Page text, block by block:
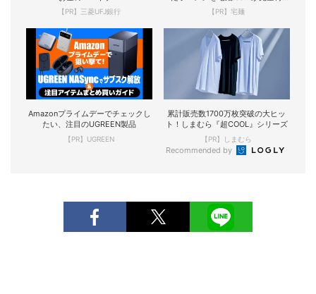
【PR】三菱UFJ銀行
現！
【PR】宅麺
Amazonプライムデーでチェックし
たい、注目のUGREEN製品
【PR】UGREEN
累計販売数1700万枚突破の大ヒッ
ト！しまむら『超COOL』シリーズ
【PR】しまむら
Recommended by